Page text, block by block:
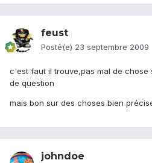
feust
Posté(e) 23 septembre 2009
c'est faut il trouve,pas mal de chose
de question
mais bon sur des choses bien
johndoe